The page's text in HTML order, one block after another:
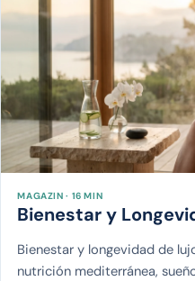
MAGAZIN · 16 MIN
Bienestar y
Bienestar y longevidad de
nutrición mediterránea,